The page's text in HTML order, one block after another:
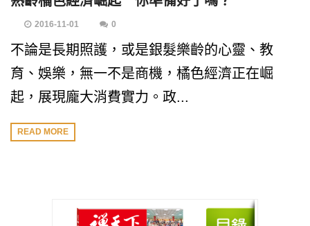
2016-11-01 0
不論是長期照護，或是銀髮樂齡的心靈、教
育、娛樂，無一不是商機，橘色經濟正在崛
起，展現龐大消費實力。政...
READ MORE